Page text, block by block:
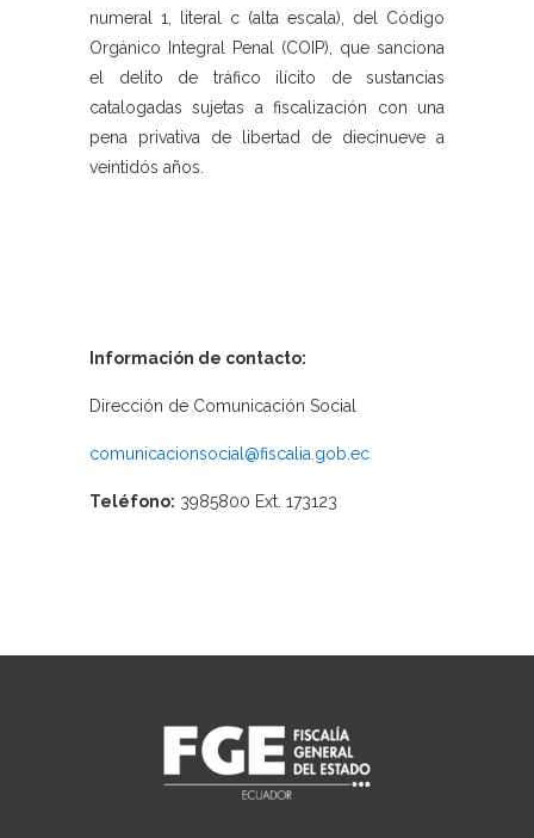
numeral 1, literal c (alta escala), del Código
Orgánico Integral Penal (COIP), que sanciona
el delito de tráfico ilícito de sustancias
catalogadas sujetas a fiscalización con una
pena privativa de libertad de diecinueve a
veintidós años.
Información de contacto:
Dirección de Comunicación Social
comunicacionsocial@fiscalia.gob.ec
Teléfono: 3985800 Ext. 173123